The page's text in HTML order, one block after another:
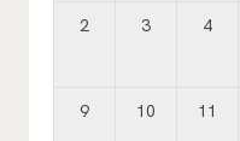
2 3 4
9 10 11